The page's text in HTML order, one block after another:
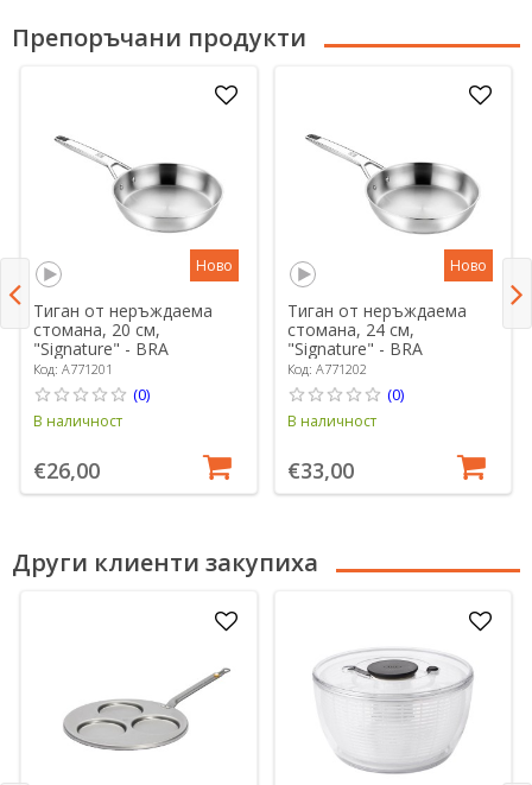
Препоръчани продукти
Ново
Тиган от неръждаема
стомана, 20 см,
"Signature" - BRA
Код: A771201
(0)
В наличност
€26,00
Ново
Тиган от неръждаема
стомана, 24 см,
"Signature" - BRA
Код: A771202
(0)
В наличност
€33,00
Други клиенти закупиха